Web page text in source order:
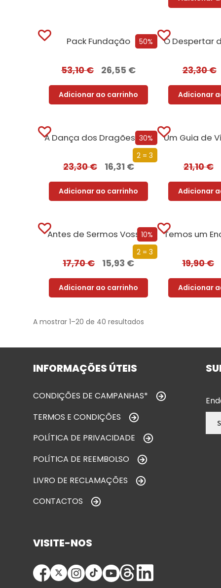
50%
Pack Fundação
53,10€ 26,55 €
Adicionar ao carrinho
23,30€
Adicionar
30%
2 = 3
A Dança dos Dragões (Edição especial limitada)
23,30€ 16,31 €
Adicionar ao carrinho
21,10€
Adicionar
10%
2 = 3
Antes de Sermos Vossos
17,70€ 15,93 €
Adicionar ao carrinho
19,90€
Adicionar
A mostrar 1–20 de 40 resultados
INFORMAÇÕES ÚTEIS
CONDIÇÕES DE CAMPANHAS*
TERMOS E CONDIÇÕES
POLÍTICA DE PRIVACIDADE
POLÍTICA DE REEMBOLSO
LIVRO DE RECLAMAÇÕES
CONTACTOS
VISITE-NOS